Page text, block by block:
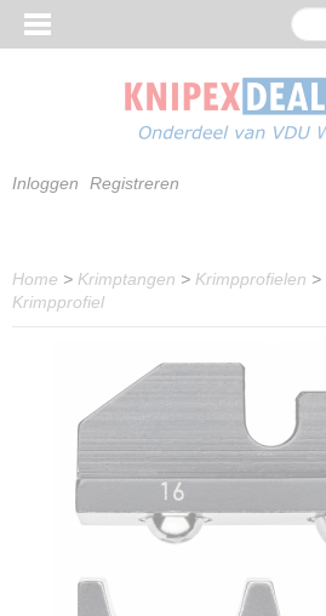
Inloggen Registreren
Home > Krimptangen > Krimpprofielen >
Krimpprofiel